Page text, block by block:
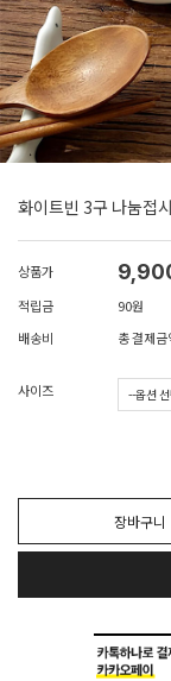
화이트빈 3구 나눔접
상품가
적립금
90원
배송비
총 결제
사이즈
장바구니